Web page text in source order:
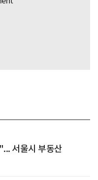
서울시 부동산